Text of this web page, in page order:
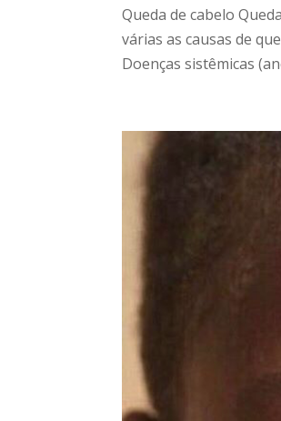
Queda de cabelo
várias as causas de
Doenças sistêmicas